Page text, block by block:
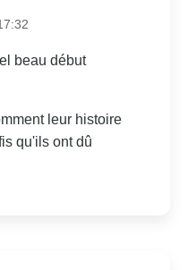
beau début
leur histoire
qu'ils ont dû